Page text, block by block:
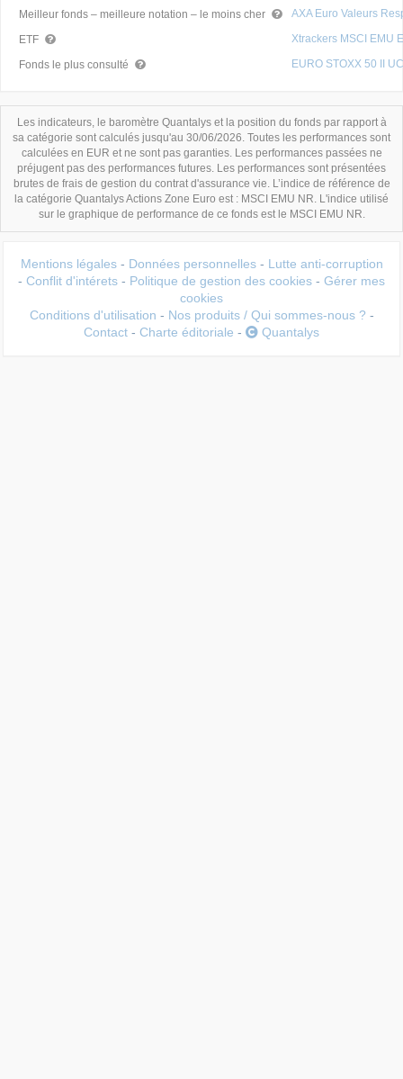
Meilleur fonds – meilleure notation – le moins cher AXA Euro Valeurs
ETF Xtrackers MSCI EMU
Fonds le plus consulté EURO STOXX 50 II
Les indicateurs, le baromètre Quantalys et la position du fonds par rapport à
sa catégorie sont calculés jusqu'au 30/06/2026. Toutes les performances sont
calculées en EUR et ne sont pas garanties. Les performances passées ne
préjugent pas des performances futures. Les performances sont présentées
brutes de frais de gestion du contrat d'assurance vie. L’indice de référence de
la catégorie Quantalys Actions Zone Euro est : MSCI EMU NR. L'indice utilisé
sur le graphique de performance de ce fonds est le MSCI EMU NR.
Mentions légales - Données personnelles - Lutte anti-corruption
- Conflit d'intérets - Politique de gestion des cookies - Gérer mes
cookies
Conditions d'utilisation - Nos produits / Qui sommes-nous ? -
Contact - Charte éditoriale - Quantalys